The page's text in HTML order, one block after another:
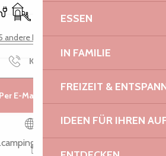
ESSEN
IN FAMILIE
FREIZEIT &
IDEEN FÜR IHREN
Wohnmobilen
Anschlüsse
Spiele für Kinder / Spielplatz
andere Leistung(en)
Kontakt
Per E-Mail kontaktieren
gouffre.com